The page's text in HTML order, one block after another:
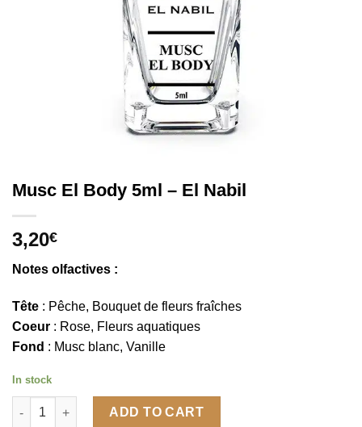
Musc El Body 5ml – El Nabil
3,20€
Notes olfactives :
Tête : Pêche, Bouquet de fleurs fraîches
Coeur : Rose, Fleurs aquatiques
Fond : Musc blanc, Vanille
In stock
Musc El Body 5ml - El Nabil quantity
ADD TO CART